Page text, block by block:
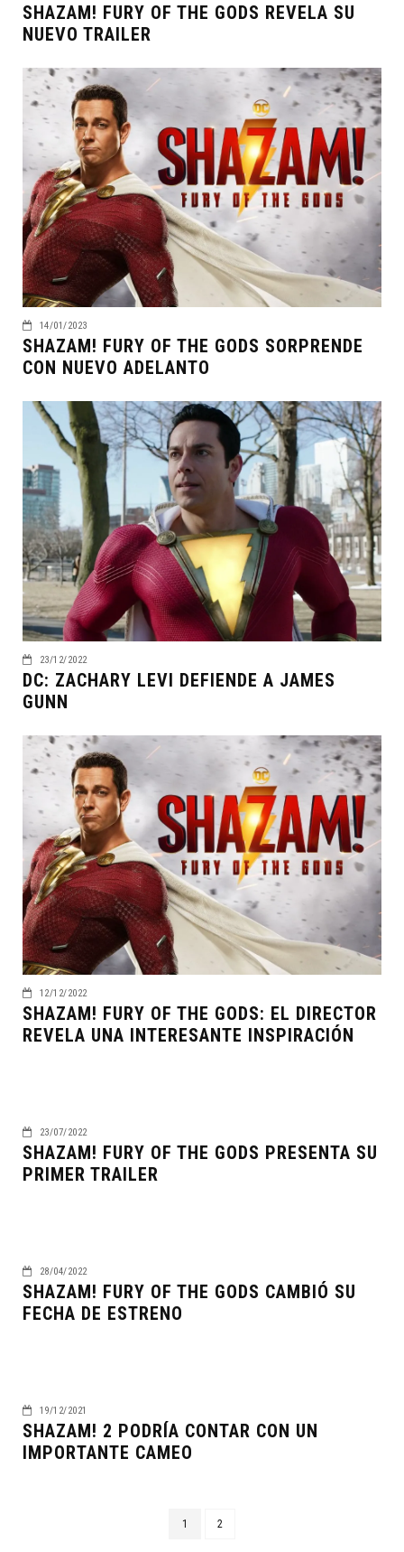
SHAZAM! FURY OF THE GODS REVELA SU
NUEVO TRAILER
14/01/2023
SHAZAM! FURY OF THE GODS SORPRENDE
CON NUEVO ADELANTO
23/12/2022
DC: ZACHARY LEVI DEFIENDE A JAMES
GUNN
12/12/2022
SHAZAM! FURY OF THE GODS: EL DIRECTOR
REVELA UNA INTERESANTE INSPIRACIÓN
23/07/2022
SHAZAM! FURY OF THE GODS PRESENTA SU
PRIMER TRAILER
28/04/2022
SHAZAM! FURY OF THE GODS CAMBIÓ SU
FECHA DE ESTRENO
19/12/2021
SHAZAM! 2 PODRÍA CONTAR CON UN
IMPORTANTE CAMEO
1 2